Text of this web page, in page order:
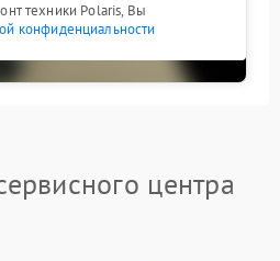
техники Polaris, Вы
конфиденциальности
центра